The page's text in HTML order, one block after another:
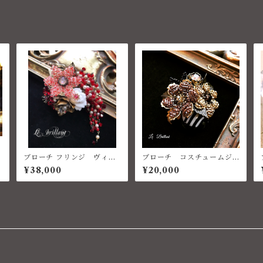
ブローチ フリンジ ヴィン
テージ
¥38,000
ブローチ コスチュームジ
ュエリー ベネチアン
¥20,000